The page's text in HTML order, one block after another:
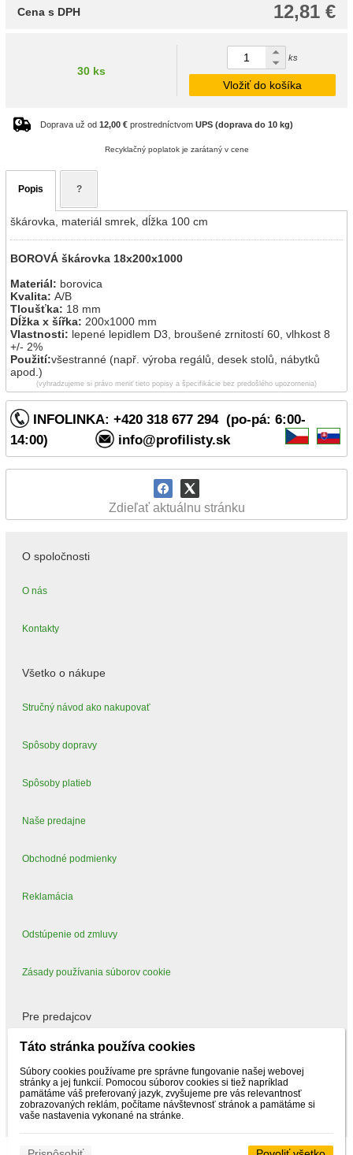
INFOLINKA: +420 318 677 294 (po-pá: 6:00-
14:00)
info@profilisty.sk
Zdieľať aktuálnu stránku
12,81 €
Cena s DPH
30 ks
ks
Vložiť do košíka
Doprava už od 12,00 € prostredníctvom UPS (doprava do 10 kg)
Recyklačný poplatok je zarátaný v cene
Popis ?
škárovka, materiál smrek, dĺžka 100 cm
BOROVÁ škárovka 18x200x1000
Materiál: borovica
Kvalita: A/B
Tloušťka: 18 mm
Dĺžka x šířka: 200x1000 mm
Vlastnosti: lepené lepidlem D3, broušené zrnitostí 60, vlhkost 8
+/- 2%
Použití:všestranné (např. výroba regálů, desek stolů, nábytků
apod.)
(vyhradzujeme si právo meniť tieto popisy a špecifikácie bez predošlého upozornenia)
O spoločnosti
O nás
Kontakty
Všetko o nákupe
Stručný návod ako nakupovať
Spôsoby dopravy
Spôsoby platieb
Naše predajne
Obchodné podmienky
Reklamácia
Odstúpenie od zmluvy
Zásady používania súborov cookie
Pre predajcov
Mám záujem predávať
Táto stránka používa cookies
Súbory cookies používame pre správne fungovanie našej webovej
stránky a jej funkcií. Pomocou súborov cookies si tiež napríklad
pamätáme váš preferovaný jazyk, zvyšujeme pre vás relevantnosť
zobrazovaných reklám, počítame návštevnosť stránok a pamätáme si
vaše nastavenia vykonané na stránke.